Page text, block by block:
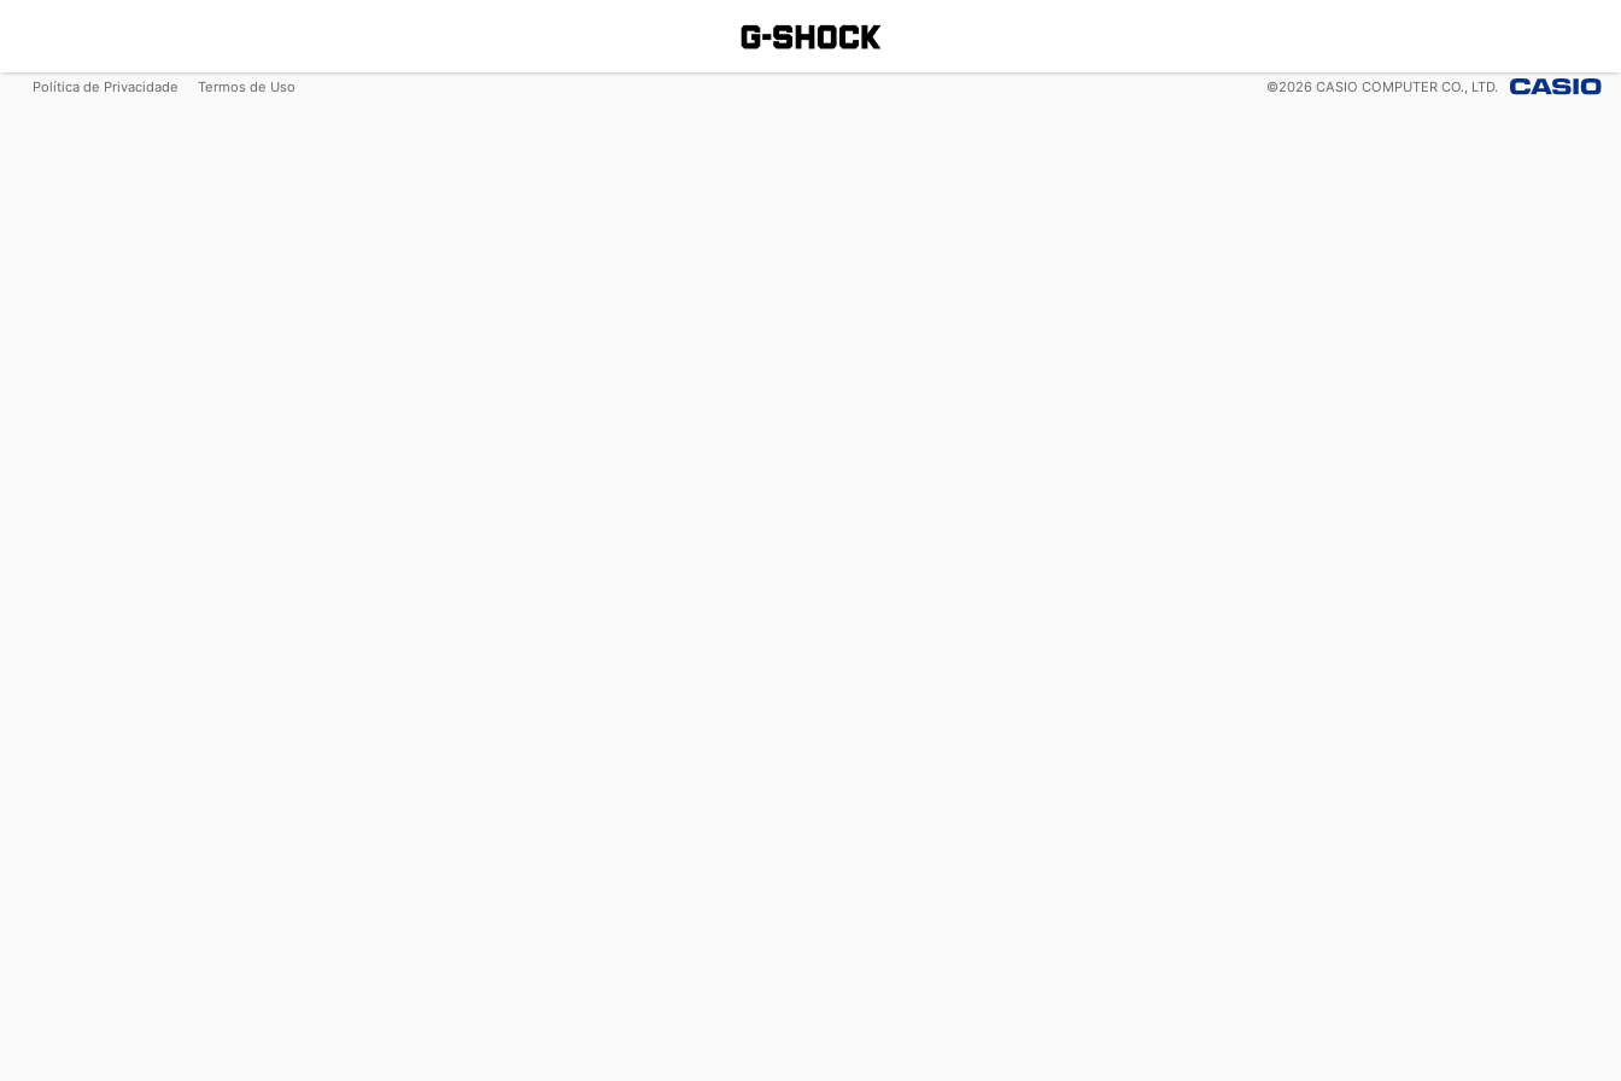
Política de Privacidade Termos de Uso ©2026 CASIO COMPUTER CO., LTD.